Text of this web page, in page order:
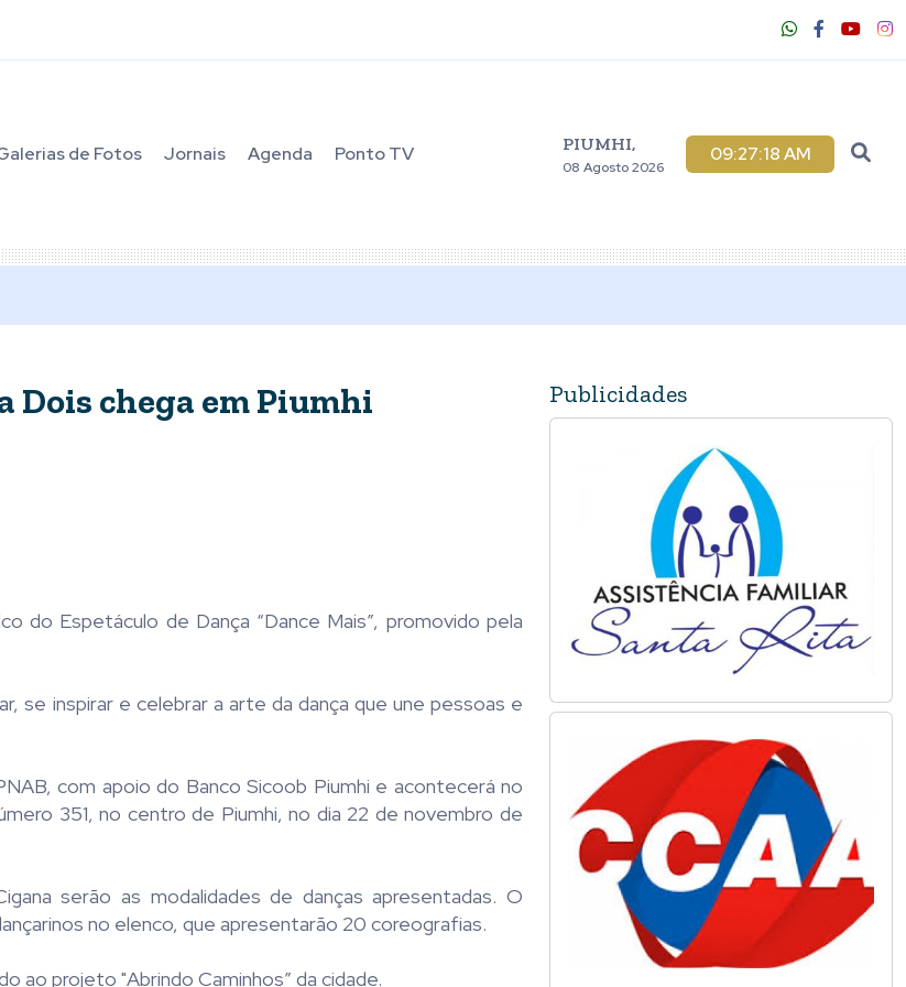
de Fotos Jornais Agenda Ponto TV PIUMHI,
08 Agosto 2026
09:27:19 AM
Dois chega em Piumhi
do Espetáculo de Dança “Dance Mais”, promovido pela
se inspirar e celebrar a arte da dança que une pessoas e
com apoio do Banco Sicoob Piumhi e acontecerá no
351, no centro de Piumhi, no dia 22 de novembro de
serão as modalidades de danças apresentadas. O
no elenco, que apresentarão 20 coreografias.
ao projeto "Abrindo Caminhos” da cidade.
Publicidades